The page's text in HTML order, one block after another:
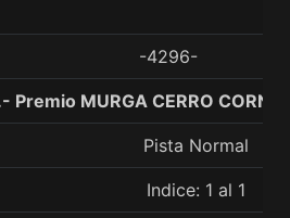
-4296-
Premio MURGA CERRO
Pista Normal
Indice: 1 al 1